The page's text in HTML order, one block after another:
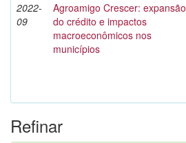
2022-
09
Agroamigo Crescer: expansão
do crédito e impactos
macroeconômicos nos
municípios
Refinar